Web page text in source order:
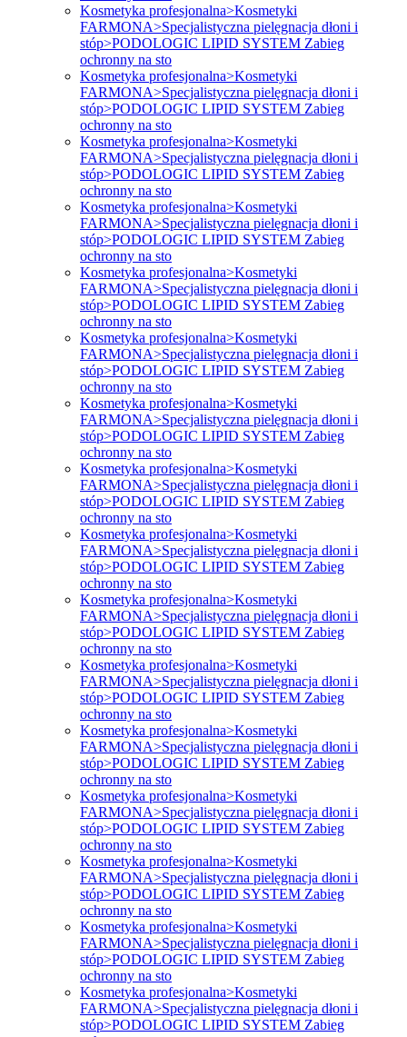
Kosmetyka profesjonalna>Kosmetyki
FARMONA>Specjalistyczna pielęgnacja dłoni i
stóp>PODOLOGIC LIPID SYSTEM Zabieg
ochronny na sto
Kosmetyka profesjonalna>Kosmetyki
FARMONA>Specjalistyczna pielęgnacja dłoni i
stóp>PODOLOGIC LIPID SYSTEM Zabieg
ochronny na sto
Kosmetyka profesjonalna>Kosmetyki
FARMONA>Specjalistyczna pielęgnacja dłoni i
stóp>PODOLOGIC LIPID SYSTEM Zabieg
ochronny na sto
Kosmetyka profesjonalna>Kosmetyki
FARMONA>Specjalistyczna pielęgnacja dłoni i
stóp>PODOLOGIC LIPID SYSTEM Zabieg
ochronny na sto
Kosmetyka profesjonalna>Kosmetyki
FARMONA>Specjalistyczna pielęgnacja dłoni i
stóp>PODOLOGIC LIPID SYSTEM Zabieg
ochronny na sto
Kosmetyka profesjonalna>Kosmetyki
FARMONA>Specjalistyczna pielęgnacja dłoni i
stóp>PODOLOGIC LIPID SYSTEM Zabieg
ochronny na sto
Kosmetyka profesjonalna>Kosmetyki
FARMONA>Specjalistyczna pielęgnacja dłoni i
stóp>PODOLOGIC LIPID SYSTEM Zabieg
ochronny na sto
Kosmetyka profesjonalna>Kosmetyki
FARMONA>Specjalistyczna pielęgnacja dłoni i
stóp>PODOLOGIC LIPID SYSTEM Zabieg
ochronny na sto
Kosmetyka profesjonalna>Kosmetyki
FARMONA>Specjalistyczna pielęgnacja dłoni i
stóp>PODOLOGIC LIPID SYSTEM Zabieg
ochronny na sto
Kosmetyka profesjonalna>Kosmetyki
FARMONA>Specjalistyczna pielęgnacja dłoni i
stóp>PODOLOGIC LIPID SYSTEM Zabieg
ochronny na sto
Kosmetyka profesjonalna>Kosmetyki
FARMONA>Specjalistyczna pielęgnacja dłoni i
stóp>PODOLOGIC LIPID SYSTEM Zabieg
ochronny na sto
Kosmetyka profesjonalna>Kosmetyki
FARMONA>Specjalistyczna pielęgnacja dłoni i
stóp>PODOLOGIC LIPID SYSTEM Zabieg
ochronny na sto
Kosmetyka profesjonalna>Kosmetyki
FARMONA>Specjalistyczna pielęgnacja dłoni i
stóp>PODOLOGIC LIPID SYSTEM Zabieg
ochronny na sto
Kosmetyka profesjonalna>Kosmetyki
FARMONA>Specjalistyczna pielęgnacja dłoni i
stóp>PODOLOGIC LIPID SYSTEM Zabieg
ochronny na sto
Kosmetyka profesjonalna>Kosmetyki
FARMONA>Specjalistyczna pielęgnacja dłoni i
stóp>PODOLOGIC LIPID SYSTEM Zabieg
ochronny na sto
Kosmetyka profesjonalna>Kosmetyki
FARMONA>Specjalistyczna pielęgnacja dłoni i
stóp>PODOLOGIC LIPID SYSTEM Zabieg